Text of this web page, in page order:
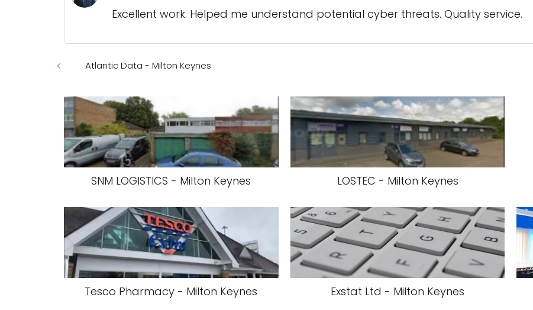
Excellent work. Helped me understand potential cyber threats. Quality service.
Atlantic Data - Milton Keynes
SNM LOGISTICS - Milton Keynes LOSTEC - Milton Keynes
Tesco Pharmacy - Milton Keynes Exstat Ltd - Milton Keynes